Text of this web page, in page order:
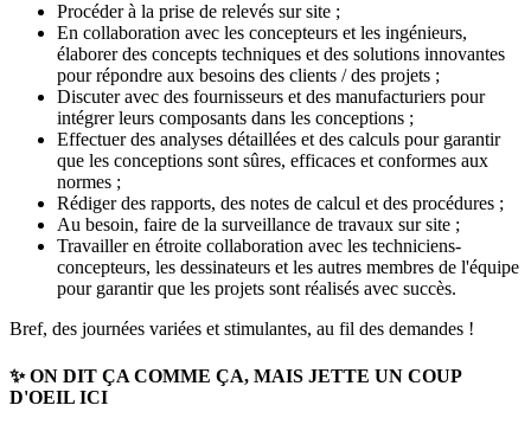
Procéder à la prise de relevés sur site ;
En collaboration avec les concepteurs et les ingénieurs,
élaborer des concepts techniques et des solutions innovantes
pour répondre aux besoins des clients / des projets ;
Discuter avec des fournisseurs et des manufacturiers pour
intégrer leurs composants dans les conceptions ;
Effectuer des analyses détaillées et des calculs pour garantir
que les conceptions sont sûres, efficaces et conformes aux
normes ;
Rédiger des rapports, des notes de calcul et des procédures ;
Au besoin, faire de la surveillance de travaux sur site ;
Travailler en étroite collaboration avec les techniciens-
concepteurs, les dessinateurs et les autres membres de l'équipe
pour garantir que les projets sont réalisés avec succès.
Bref, des journées variées et stimulantes, au fil des demandes !
✨ ON DIT ÇA COMME ÇA, MAIS JETTE UN COUP
D'OEIL ICI